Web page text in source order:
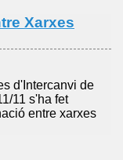
Xarxes
d'Intercanvi de
11 s'ha fet
entre xarxes